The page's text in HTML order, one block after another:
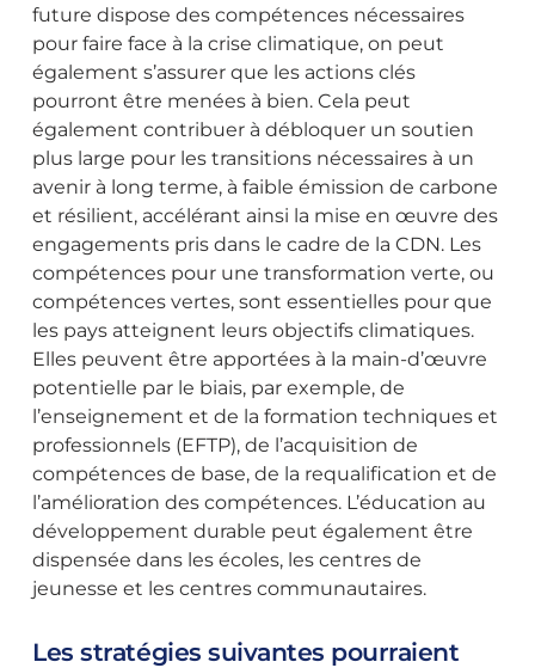
future dispose des compétences nécessaires
pour faire face à la crise climatique, on peut
également s’assurer que les actions clés
pourront être menées à bien. Cela peut
également contribuer à débloquer un soutien
plus large pour les transitions nécessaires à un
avenir à long terme, à faible émission de carbone
et résilient, accélérant ainsi la mise en œuvre des
engagements pris dans le cadre de la CDN. Les
compétences pour une transformation verte, ou
compétences vertes, sont essentielles pour que
les pays atteignent leurs objectifs climatiques.
Elles peuvent être apportées à la main-d’œuvre
potentielle par le biais, par exemple, de
l’enseignement et de la formation techniques et
professionnels (EFTP), de l’acquisition de
compétences de base, de la requalification et de
l’amélioration des compétences. L’éducation au
développement durable peut également être
dispensée dans les écoles, les centres de
jeunesse et les centres communautaires.
Les stratégies suivantes pourraient